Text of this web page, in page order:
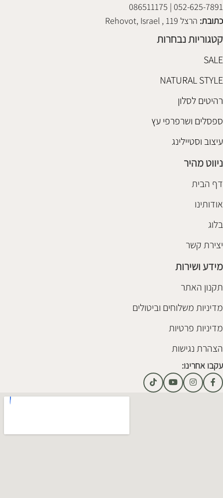
052-625-7891 | 086511175
כתובת: הרצל 119 , Rehovot, Israel
קטגוריות נבחרות
SALE
NATURAL STYLE
רהיטים לסלון
ספסלים ושרפרפי עץ
עיצוב וסטיילינג
ניווט מהיר
דף הבית
אודותינו
בלוג
יצירת קשר
מידע ושירות
תקנון האתר
מדיניות משלוחים וביטולים
מדיניות פרטיות
הצהרת נגישות
עקבו אחרינו: